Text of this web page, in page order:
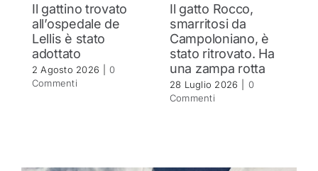
Il gattino trovato
all’ospedale de
Lellis è stato
adottato
2 Agosto 2026
0
Commenti
Il gatto Rocco,
smarritosi da
Campoloniano, è
stato ritrovato. Ha
una zampa rotta
28 Luglio 2026
0
Commenti